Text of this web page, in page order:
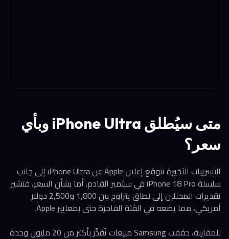
متى سيُطلق iPhone Ultra وبأي
سعر؟
التسريبات الأخيرة تتوقع إعلان Apple عن iPhone Ultra إلى جانب
سلسلة iPhone 18 Pro في سبتمبر القادم. أما بشأن السعر، فتشير
تقديرات المحللين إلى نطاق يتراوح بين 1,800 و2,500 دولار
أمريكي، مما يضعه في الفئة الفاخرة حتى بمعايير Apple.
للمقارنة، حققت Samsung مبيعات تُقدَّر بأكثر من 20 مليون وحدة